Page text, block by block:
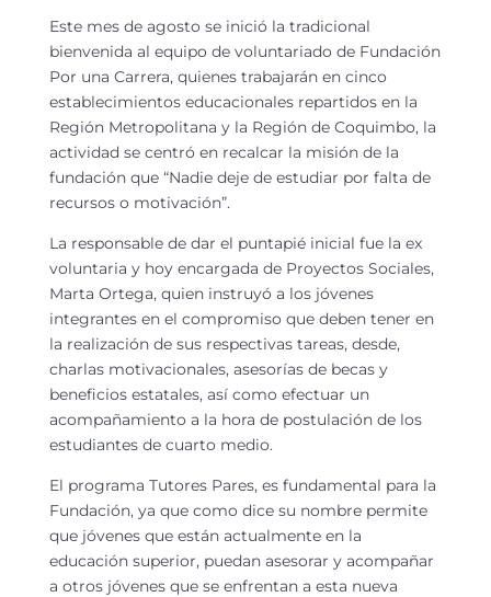
Este mes de agosto se inició la tradicional
bienvenida al equipo de voluntariado de Fundación
Por una Carrera, quienes trabajarán en cinco
establecimientos educacionales repartidos en la
Región Metropolitana y la Región de Coquimbo, la
actividad se centró en recalcar la misión de la
fundación que “Nadie deje de estudiar por falta de
recursos o motivación”.
La responsable de dar el puntapié inicial fue la ex
voluntaria y hoy encargada de Proyectos Sociales,
Marta Ortega, quien instruyó a los jóvenes
integrantes en el compromiso que deben tener en
la realización de sus respectivas tareas, desde,
charlas motivacionales, asesorías de becas y
beneficios estatales, así como efectuar un
acompañamiento a la hora de postulación de los
estudiantes de cuarto medio.
El programa Tutores Pares, es fundamental para la
Fundación, ya que como dice su nombre permite
que jóvenes que están actualmente en la
educación superior, puedan asesorar y acompañar
a otros jóvenes que se enfrentan a esta nueva